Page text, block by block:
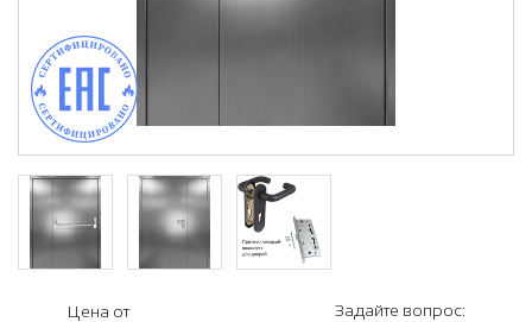
Цена от Задайте вопрос: